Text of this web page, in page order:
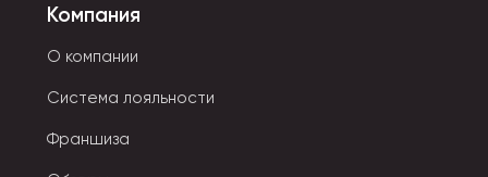
- Гольфы достают до уровня колен. Помогают
создавать стильный спортивный образ.
Материал для носков и гольфов применяется самый
разный.Ткань должна быть высококачественной,
Компания
О компании
Система лояльности
Франшиза